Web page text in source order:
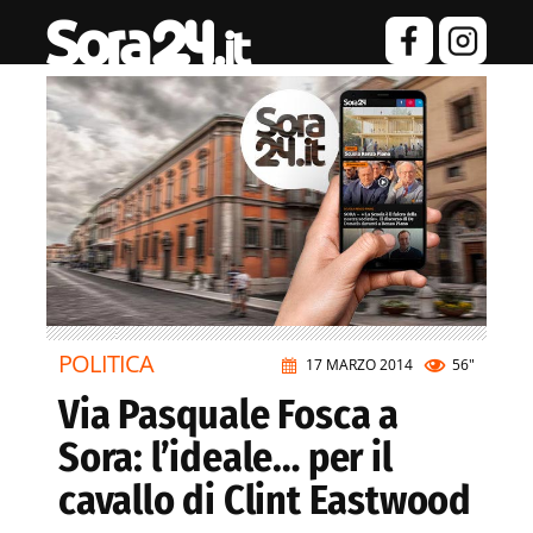
17 MARZO 2014 56"
POLITICA
Via Pasquale Fosca a
Sora: l’ideale… per il
cavallo di Clint Eastwood